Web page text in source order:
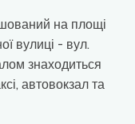
на площі
вулиці - вул.
знаходиться
автовокзал та